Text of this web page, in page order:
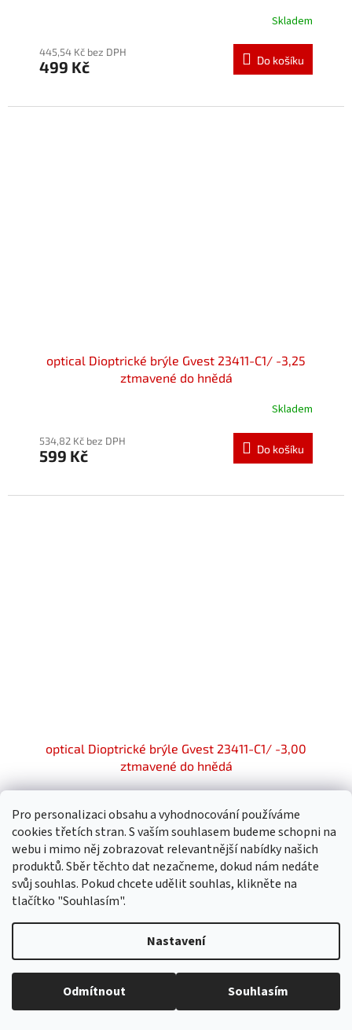
Pro personalizaci obsahu a vyhodnocování používáme
cookies třetích stran. S vaším souhlasem budeme schopni na
webu i mimo něj zobrazovat relevantnější nabídky našich
produktů. Sběr těchto dat nezačneme, dokud nám nedáte
svůj souhlas. Pokud chcete udělit souhlas, klikněte na
tlačítko "Souhlasím".
Nastavení
Odmítnout Souhlasím
Skladem
445,54 Kč bez DPH
499 Kč Do košíku
optical Dioptrické brýle Gvest 23411-C1/ -3,25
ztmavené do hnědá
Skladem
534,82 Kč bez DPH
599 Kč Do košíku
optical Dioptrické brýle Gvest 23411-C1/ -3,00
ztmavené do hnědá
534,82 Kč bez DPH
599 Kč Do košíku